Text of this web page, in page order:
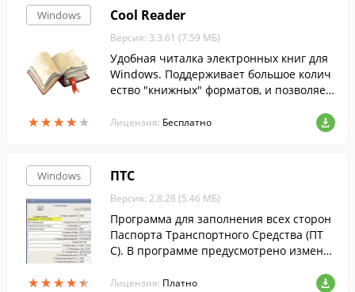
денные файлы по указанным параметра
м (тип, дата создания и т.п.) и восстанав
ливает выбранные вами в указанную па
пку.
Windows
★★★★ ★
★★★★ ★
Cool Reader
Версия: 3.3.61 (7.59 МБ)
Удобная читалка электронных книг для
Windows. Поддерживает большое колич
ество "книжных" форматов, и позволяет
комфортного чтения с экрана компьюте
Лицензия: Бесплатно
Windows
★★★★★
★★★★★
ПТС
Версия: 2.8.28 (5.46 МБ)
Программа для заполнения всех сторон
Паспорта Транспортного Средства (ПТ
С). В программе предусмотрено измене
а, загрузка фонового рисунка из файла.
Лицензия: Платно